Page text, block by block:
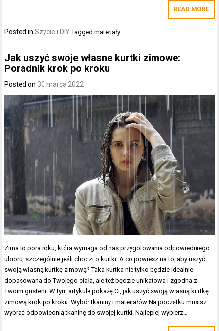
READ MORE
Posted inSzycie i DIY Taggedmateriały
Jak uszyć swoje własne kurtki zimowe:
Poradnik krok po kroku
Posted on 30 marca 2022
Zima to pora roku, która wymaga od nas przygotowania odpowiedniego
ubioru, szczególnie jeśli chodzi o kurtki. A co powiesz na to, aby uszyć
swoją własną kurtkę zimową? Taka kurtka nie tylko będzie idealnie
dopasowana do Twojego ciała, ale też będzie unikatowa i zgodna z
Twoim gustem. W tym artykule pokażę Ci, jak uszyć swoją własną kurtkę
zimową krok po kroku. Wybór tkaniny i materiałów Na początku musisz
wybrać odpowiednią tkaninę do swojej kurtki. Najlepiej wybierz…